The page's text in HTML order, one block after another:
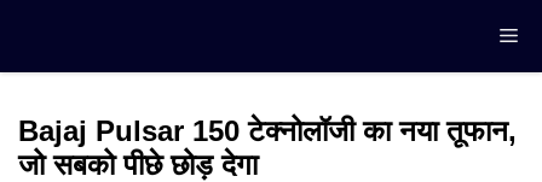
content
Bajaj Pulsar 150 टेक्नोलॉजी का नया तूफान,
जो सबको पीछे छोड़ देगा